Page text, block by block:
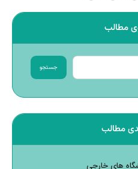
مطالب
جستجو
مطالب
های خارجی